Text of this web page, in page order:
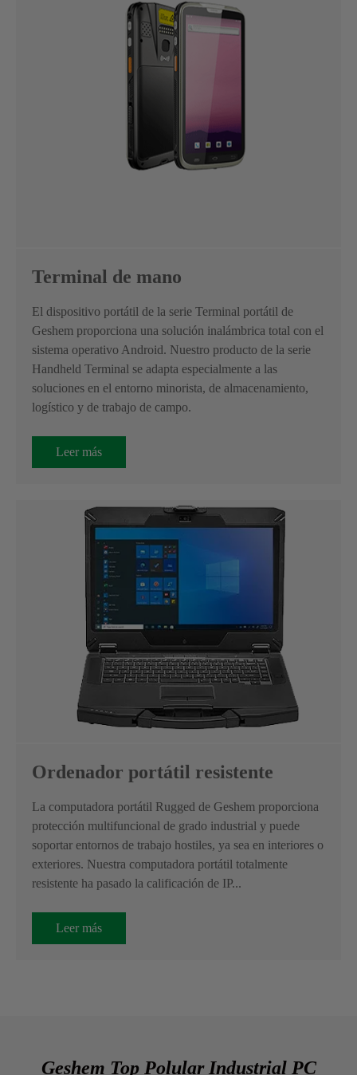
Terminal de mano
El dispositivo portátil de la serie Terminal portátil de
Geshem proporciona una solución inalámbrica total con el
sistema operativo Android. Nuestro producto de la serie
Handheld Terminal se adapta especialmente a las
soluciones en el entorno minorista, de almacenamiento,
logístico y de trabajo de campo.
Leer más
Ordenador portátil resistente
La computadora portátil Rugged de Geshem proporciona
protección multifuncional de grado industrial y puede
soportar entornos de trabajo hostiles, ya sea en interiores o
exteriores. Nuestra computadora portátil totalmente
resistente ha pasado la calificación de IP...
Leer más
Geshem Top Polular Industrial PC